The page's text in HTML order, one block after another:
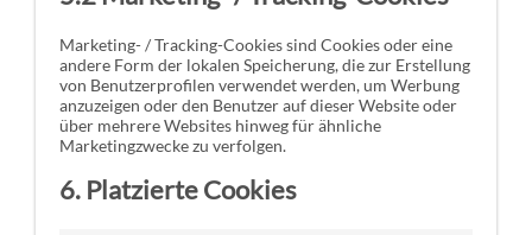
Marketing- / Tracking-Cookies sind Cookies oder eine
andere Form der lokalen Speicherung, die zur Erstellung
von Benutzerprofilen verwendet werden, um Werbung
anzuzeigen oder den Benutzer auf dieser Website oder
über mehrere Websites hinweg für ähnliche
Marketingzwecke zu verfolgen.
6. Platzierte Cookies